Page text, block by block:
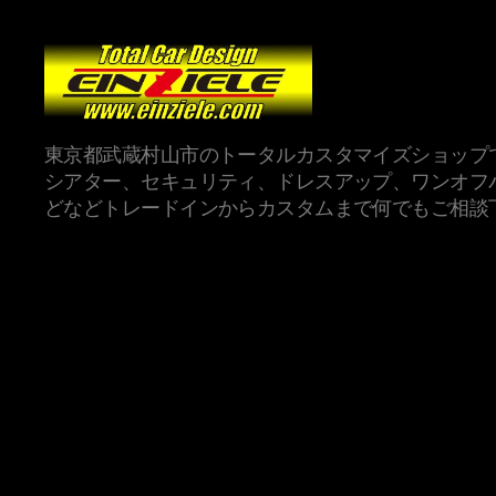
東京都武蔵村山市のトータルカスタマイズショッ
シアター、セキュリティ、ドレスアップ、ワンオ
どなどトレードインからカスタムまで何でもご相談